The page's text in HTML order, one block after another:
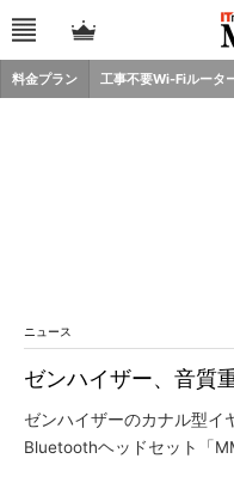
料金プラン 工事不要Wi-Fiルータ
ニュース
ゼンハイザー、音質
ゼンハイザーのカナル型イ
Bluetoothヘッドセット「